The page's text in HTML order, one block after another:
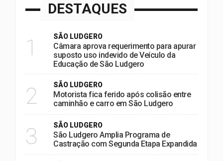
DESTAQUES
1 SÃO LUDGERO
Câmara aprova requerimento para apurar
suposto uso indevido de Veículo da
Educação de São Ludgero
2 SÃO LUDGERO
Motorista fica ferido após colisão entre
caminhão e carro em São Ludgero
3 SÃO LUDGERO
São Ludgero Amplia Programa de
Castração com Segunda Etapa Expandida